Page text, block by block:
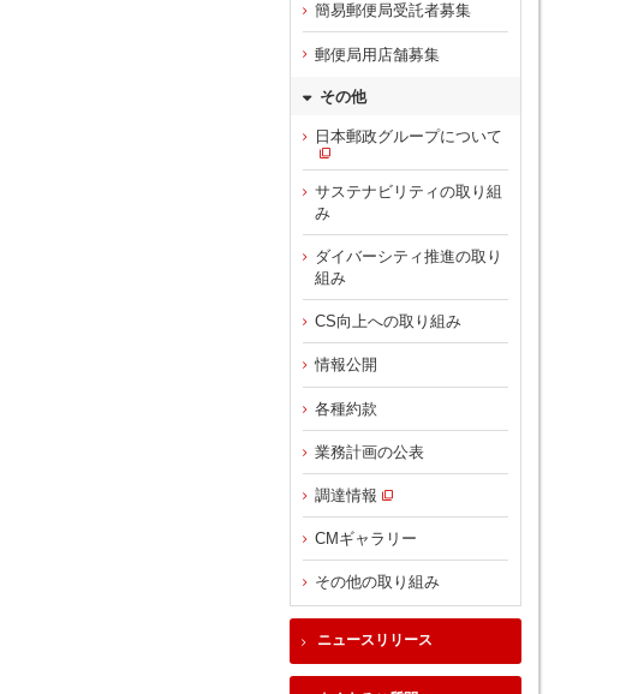
簡易郵便局受託者募集
郵便局用店舗募集
その他
日本郵政グループについて
サステナビリティの取り組
み
ダイバーシティ推進の取り
組み
CS向上への取り組み
情報公開
各種約款
業務計画の公表
調達情報
CMギャラリー
その他の取り組み
ニュースリリース